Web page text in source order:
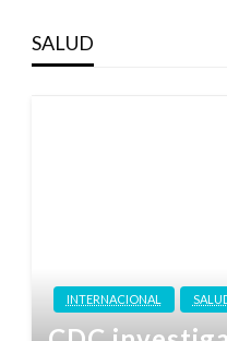
SALUD
INTERNACIONAL